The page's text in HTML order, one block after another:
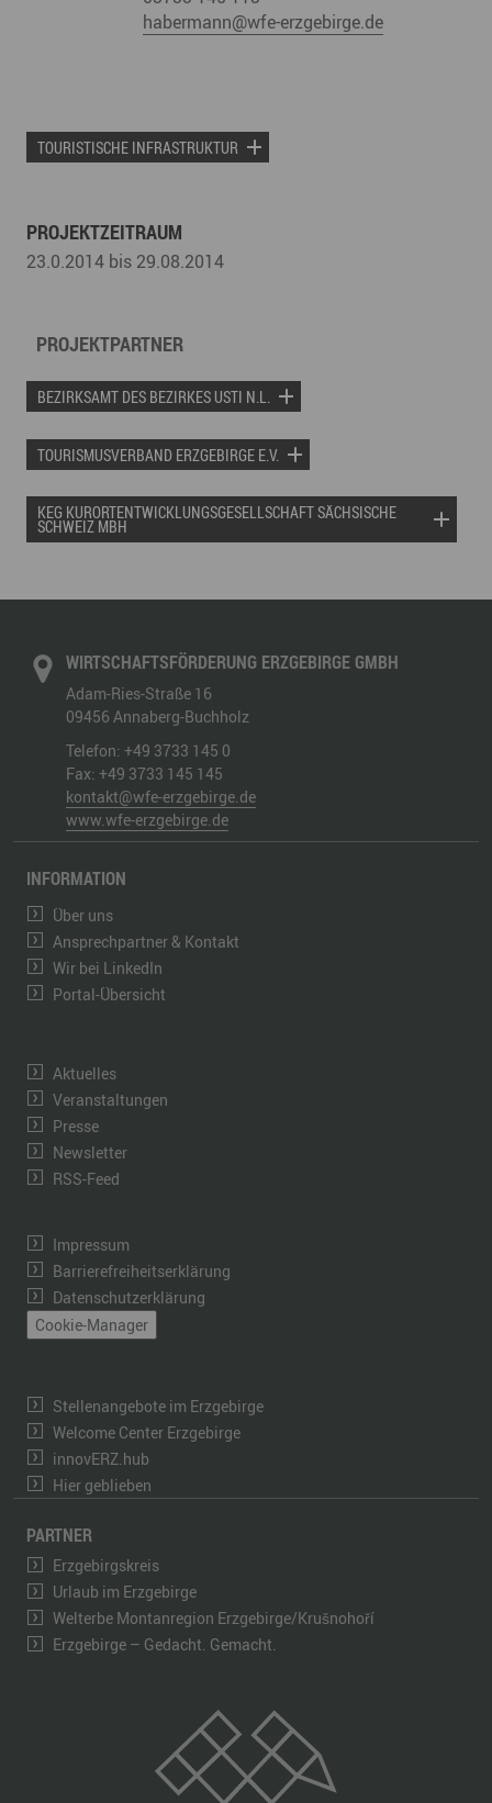
habermann@wfe-erzgebirge.de
TOURISTISCHE INFRASTRUKTUR
PROJEKTZEITRAUM
23.0.2014 bis 29.08.2014
PROJEKTPARTNER
BEZIRKSAMT DES BEZIRKES USTI N.L.
TOURISMUSVERBAND ERZGEBIRGE E.V.
KEG KURORTENTWICKLUNGSGESELLSCHAFT SÄCHSISCHE
SCHWEIZ MBH
WIRTSCHAFTSFÖRDERUNG ERZGEBIRGE GMBH
Adam-Ries-Straße 16
09456 Annaberg-Buchholz
Telefon: +49 3733 145 0
Fax: +49 3733 145 145
kontakt@wfe-erzgebirge.de
www.wfe-erzgebirge.de
INFORMATION
Über uns
Ansprechpartner & Kontakt
Wir bei LinkedIn
Portal-Übersicht
Aktuelles
Veranstaltungen
Presse
Newsletter
RSS-Feed
Impressum
Barrierefreiheitserklärung
Datenschutzerklärung
Cookie-Manager
Stellenangebote im Erzgebirge
Welcome Center Erzgebirge
innovERZ.hub
Hier geblieben
PARTNER
Erzgebirgskreis
Urlaub im Erzgebirge
Welterbe Montanregion Erzgebirge/Krušnohoří
Erzgebirge – Gedacht. Gemacht.